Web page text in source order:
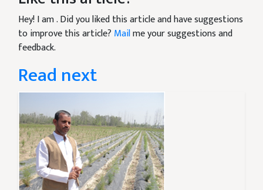
Hey! I am. Did you liked this article and have suggestions
to improve this article? Mailme your suggestions and
feedback.
Read next